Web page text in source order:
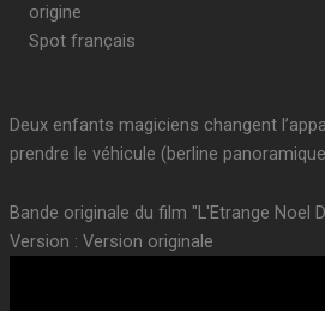
origine
Spot français
Deux enfants magiciens changent
prendre le véhicule (berline
Bande originale du film "L'Etrange Noel
Version : Version originale